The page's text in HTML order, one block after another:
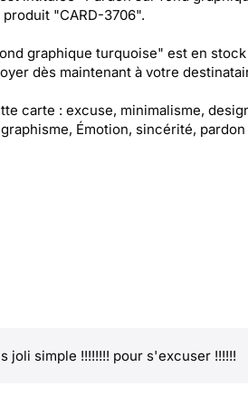
"CARD-3706".
graphique turquoise" est en stock
dès maintenant à votre
carte : excuse, minimalisme,
Émotion, sincérité, pardon
joli simple !!!!!!!! pour s'excuser !!!!!!